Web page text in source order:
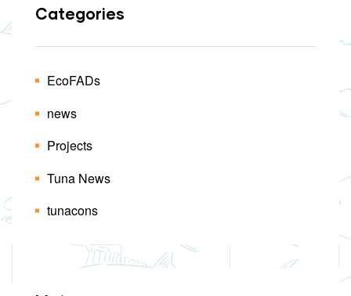
Categories
EcoFADs
news
Projects
Tuna News
tunacons